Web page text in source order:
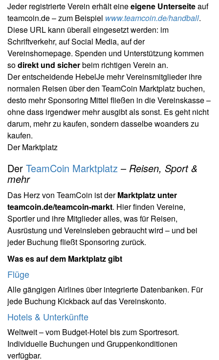
Jeder registrierte Verein erhält eineeigene Unterseiteauf
teamcoin.de – zum Beispiel www.teamcoin.de/handball.
Diese URL kann überall eingesetzt werden: im
Schriftverkehr, auf Social Media, auf der
Vereinshomepage. Spenden und Unterstützung kommen
sodirekt und sicherbeim richtigen Verein an.
Der entscheidende HebelJe mehr Vereinsmitglieder ihre
normalen Reisen über den TeamCoin Marktplatz buchen,
desto mehr Sponsoring Mittel fließen in die Vereinskasse –
ohne dass irgendwer mehr ausgibt als sonst. Es geht nicht
darum, mehr zu kaufen, sondern dasselbe woanders zu
kaufen.
Der Marktplatz
Der TeamCoin Marktplatz – Reisen, Sport &
mehr
Das Herz von TeamCoin ist derMarktplatz unter
teamcoin.de/teamcoin-markt. Hier finden Vereine,
Sportler und ihre Mitglieder alles, was für Reisen,
Ausrüstung und Vereinsleben gebraucht wird – und bei
jeder Buchung fließt Sponsoring zurück.
Was es auf dem Marktplatz gibt
Flüge
Alle gängigen Airlines über integrierte Datenbanken. Für
jede Buchung Kickback auf das Vereinskonto.
Hotels & Unterkünfte
Weltweit – vom Budget-Hotel bis zum Sportresort.
Individuelle Buchungen und Gruppenkonditionen
verfügbar.